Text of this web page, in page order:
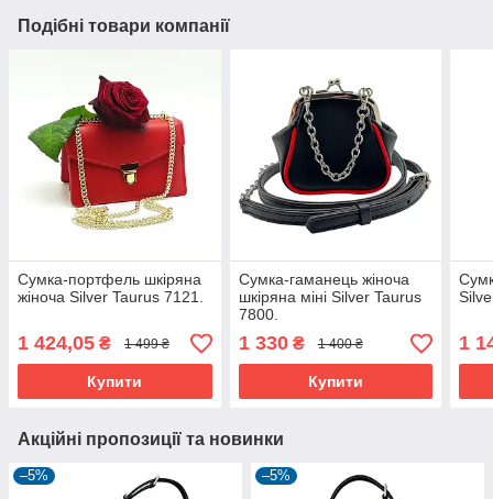
Подібні товари компанії
Сумка-портфель шкіряна
жіноча Silver Taurus 7121.
1 424,05 ₴ 1 499 ₴
Купити
Сумка-гаманець жіноча
шкіряна міні Silver Taurus
7800.
1 330₴ 1 400 ₴
Купити
1
Акційні пропозиції та новинки
–5% –5%